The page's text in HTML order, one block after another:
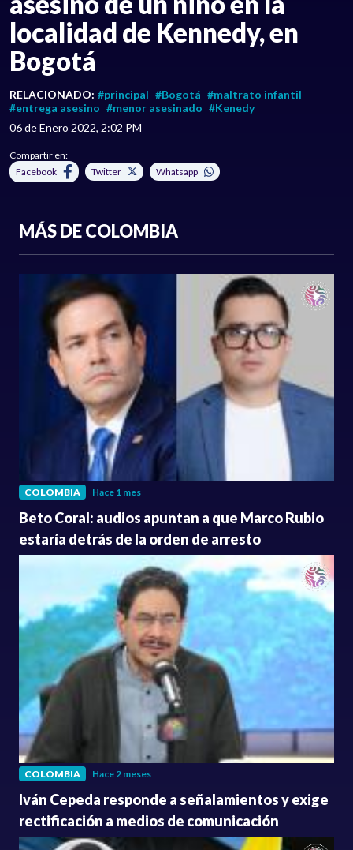
localidad de Kennedy, en
Bogotá
RELACIONADO: #principal #Bogotá #maltrato infantil
#entrega asesino #menor asesinado #Kenedy
06 de Enero 2022, 2:02 PM
Compartir en:
Facebook
Twitter Whatsapp
MÁS DE COLOMBIA
COLOMBIA Hace 1 mes
Beto Coral: audios apuntan a que Marco Rubio
estaría detrás de la orden de arresto
COLOMBIA Hace 2 meses
Iván Cepeda responde a señalamientos y exige
rectificación a medios de comunicación